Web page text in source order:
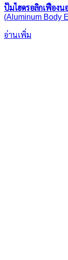
ปั๊มไฮดรอลิกเฟืองน
(Aluminum Body
อ่านเพิ่ม